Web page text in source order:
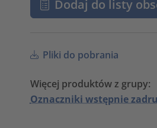
Dodaj do listy
Pliki do pobrania
Więcej produktów z grupy:
Oznaczniki wstępnie